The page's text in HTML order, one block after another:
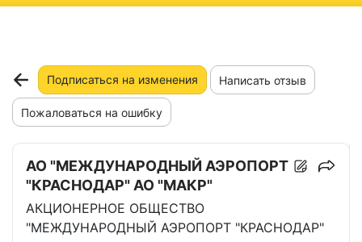
Подписаться на изменения Написать отзыв
Пожаловаться на ошибку
АО "МЕЖДУНАРОДНЫЙ АЭРОПОРТ
"КРАСНОДАР" АО "МАКР"
АКЦИОНЕРНОЕ ОБЩЕСТВО
"МЕЖДУНАРОДНЫЙ АЭРОПОРТ "КРАСНОДАР"